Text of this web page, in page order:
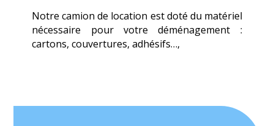
Notre camion de location est doté du matériel
nécessaire pour votre déménagement :
cartons, couvertures, adhésifs…,